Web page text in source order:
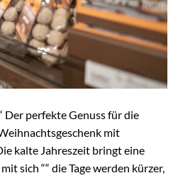
Der perfekte Genuss für die
mit
kalte Jahreszeit bringt eine
sich ““ die Tage werden kürzer,